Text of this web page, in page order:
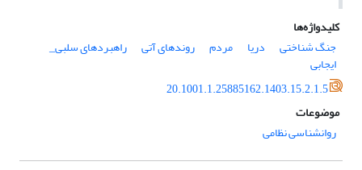
کلیدواژه‌ها
جنگ شناختی
دریا مردم روندهای آتی راهبردهای سلبی_
ایجابی
20.1001.1.25885162.1403.15.2.1.5
موضوعات
روانشناسی نظامی